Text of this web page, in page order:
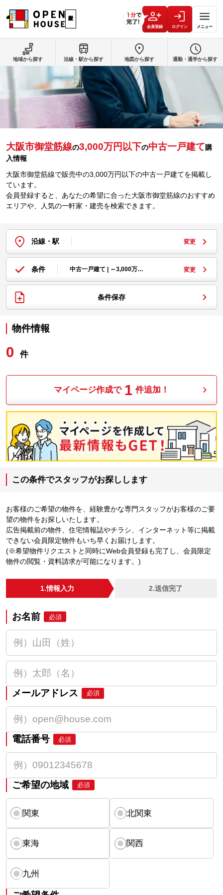
会員登録 ログイン メニュー
大阪市御堂筋線の3,000万円以下の中古一戸建て購
入情報
大阪市御堂筋線で販売中の3,000万円以下の中古一戸建てを掲載し
ています。
会員登録すると、あなたの希望に合った大阪市御堂筋線のおすすめ
エリアや、人気の一軒家・建売を検索できます。
沿線・駅 変更
条件 中古一戸建て | ～3,000万… 変更
条件保存
物件情報
0 件
マイページ作成で 1 件追加！
この条件でスタッフがお探しします
お客様のご希望の物件を、経験豊かな専門スタッフがお客様のご要
望の物件をお探しいたします。
広告掲載前の物件、住宅情報誌やチラシ、インターネット等に掲載
できない会員限定物件もいち早くお届けします。
(※希望物件リクエストと同時にWeb会員登録も完了し、会員限定
物件の閲覧・資料請求が可能になります。)
1.情報入力 2.送信完了
お名前 必須
メールアドレス 必須
電話番号 必須
ご希望の地域 必須
関東 北関東
東海 関西
九州
地域から探す 沿線・駅から探す 地図から探す 通勤・通学から探す